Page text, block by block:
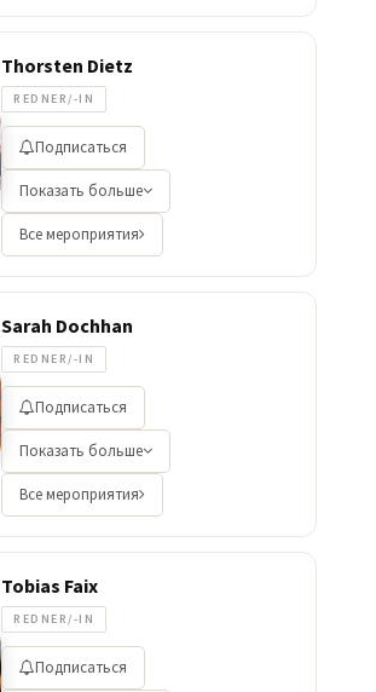
Thorsten Dietz
REDNER/-IN
Подписаться
Показать больше
Все мероприятия
Sarah Dochhan
REDNER/-IN
Подписаться
Показать больше
Все мероприятия
Tobias Faix
REDNER/-IN
Подписаться